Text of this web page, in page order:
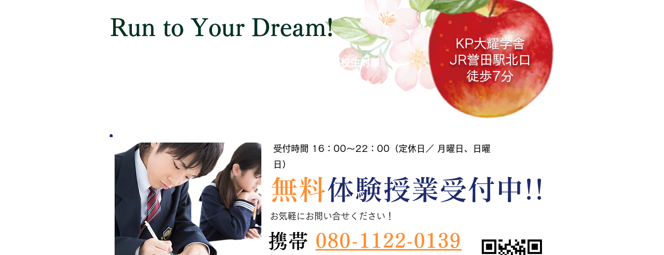
試評価方法 https://cms2.chiba-
c.ed.jp/chosei-
般入学者選抜の選抜・評価方法
https://cms1.chiba-c.ed.jp/chiba-
h/wysiwyg/file/download/31/1828
学校サイト：入試情報
https://cms1.chiba-
c.ed.jp/funako/34610b478287d3d
224395d76614f482f
Run to Your Dream!
高校生対象
KP大耀学舎
JR誉田駅北口
徒歩7分
無料体験授業受付中!!
受付時間 16：00～22：00（定休日／ 月曜日、日曜
日）
お気軽にお問い合せください！
携帯 080-1122-0139